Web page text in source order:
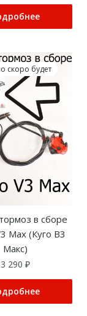
скоро будет
в сборе
Max (Куго В3
Макс)
3 290 ₽